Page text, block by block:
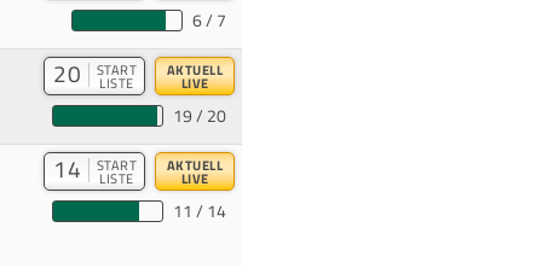
6 / 7
20 START
LISTE
AKTUELL
LIVE
19 / 20
14 START
LISTE
AKTUELL
LIVE
11 / 14